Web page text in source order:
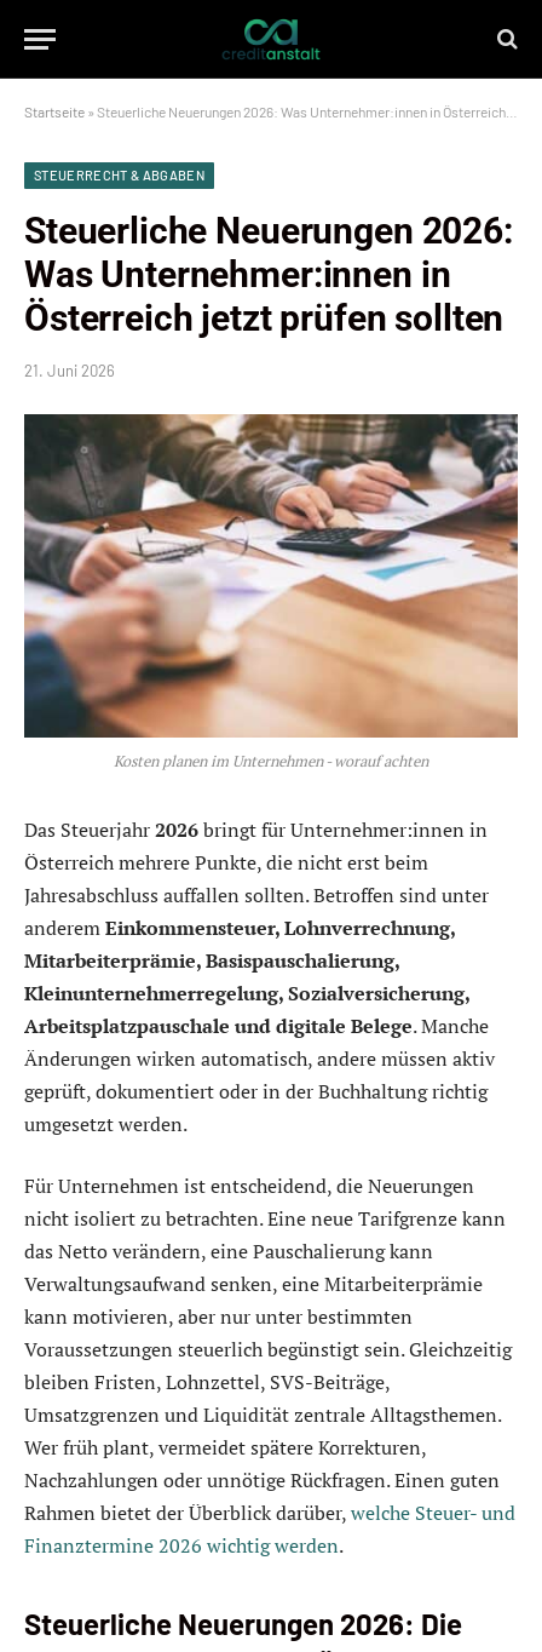
Startseite » Steuerliche Neuerungen 2026: Was Unternehmer:innen in Österreich jetzt prüfen sollten
STEUERRECHT & ABGABEN
Steuerliche Neuerungen 2026:
Was Unternehmer:innen in
Österreich jetzt prüfen sollten
21. Juni 2026
Kosten planen im Unternehmen - worauf achten
Das Steuerjahr2026bringt für Unternehmer:innen in
Österreich mehrere Punkte, die nicht erst beim
Jahresabschluss auffallen sollten. Betroffen sind unter
anderemEinkommensteuer, Lohnverrechnung,
Mitarbeiterprämie, Basispauschalierung,
Kleinunternehmerregelung, Sozialversicherung,
Arbeitsplatzpauschale und digitale Belege. Manche
Änderungen wirken automatisch, andere müssen aktiv
geprüft, dokumentiert oder in der Buchhaltung richtig
umgesetzt werden.
Für Unternehmen ist entscheidend, die Neuerungen
nicht isoliert zu betrachten. Eine neue Tarifgrenze kann
das Netto verändern, eine Pauschalierung kann
Verwaltungsaufwand senken, eine Mitarbeiterprämie
kann motivieren, aber nur unter bestimmten
Voraussetzungen steuerlich begünstigt sein. Gleichzeitig
bleiben Fristen, Lohnzettel, SVS-Beiträge,
Umsatzgrenzen und Liquidität zentrale Alltagsthemen.
Wer früh plant, vermeidet spätere Korrekturen,
Nachzahlungen oder unnötige Rückfragen. Einen guten
Rahmen bietet der Überblick darüber,welche Steuer- und
Finanztermine 2026 wichtig werden.
Steuerliche Neuerungen 2026: Die